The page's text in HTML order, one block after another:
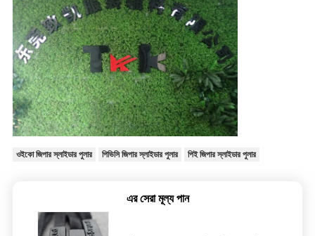
ওইকো জিপার স্লাইডার পুলার পিভিসি জিপার স্লাইডার পুলার পিই জিপার স্লাইডার পুলার
এর সেরা মূল্য পান